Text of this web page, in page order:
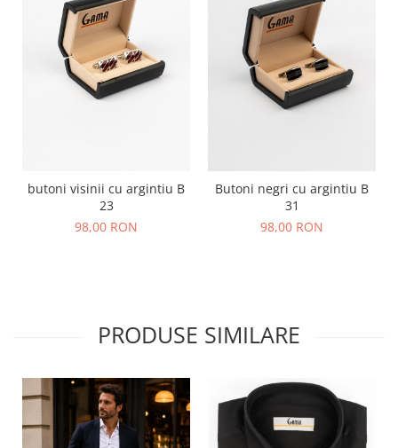
butoni visinii cu argintiu B
23
98,00 RON
Butoni negri cu argintiu B
31
98,00 RON
PRODUSE SIMILARE